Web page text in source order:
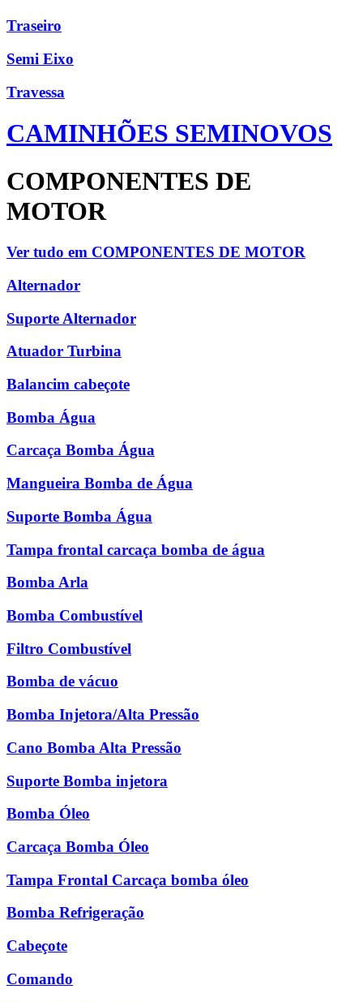
Traseiro
Semi Eixo
Travessa
CAMINHÕES SEMINOVOS
COMPONENTES DE
MOTOR
Ver tudo em COMPONENTES DE MOTOR
Alternador
Suporte Alternador
Atuador Turbina
Balancim cabeçote
Bomba Água
Carcaça Bomba Água
Mangueira Bomba de Água
Suporte Bomba Água
Tampa frontal carcaça bomba de água
Bomba Arla
Bomba Combustível
Filtro Combustível
Bomba de vácuo
Bomba Injetora/Alta Pressão
Cano Bomba Alta Pressão
Suporte Bomba injetora
Bomba Óleo
Carcaça Bomba Óleo
Tampa Frontal Carcaça bomba óleo
Bomba Refrigeração
Cabeçote
Comando